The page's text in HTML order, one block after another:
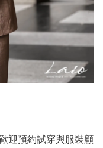
迎預約試穿與服裝顧